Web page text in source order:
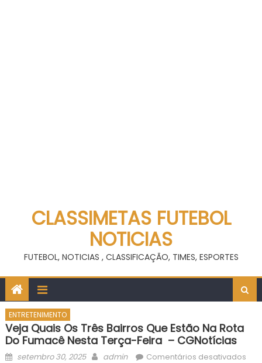
CLASSIMETAS FUTEBOL
NOTICIAS
FUTEBOL, NOTICIAS , CLASSIFICAÇÃO, TIMES, ESPORTES
ENTRETENIMENTO
Veja Quais Os Três Bairros Que Estão Na Rota
Do Fumacê Nesta Terça-Feira – CGNotícias
Posted
setembro 30, 2025 Author
admin Comentários desativadosem